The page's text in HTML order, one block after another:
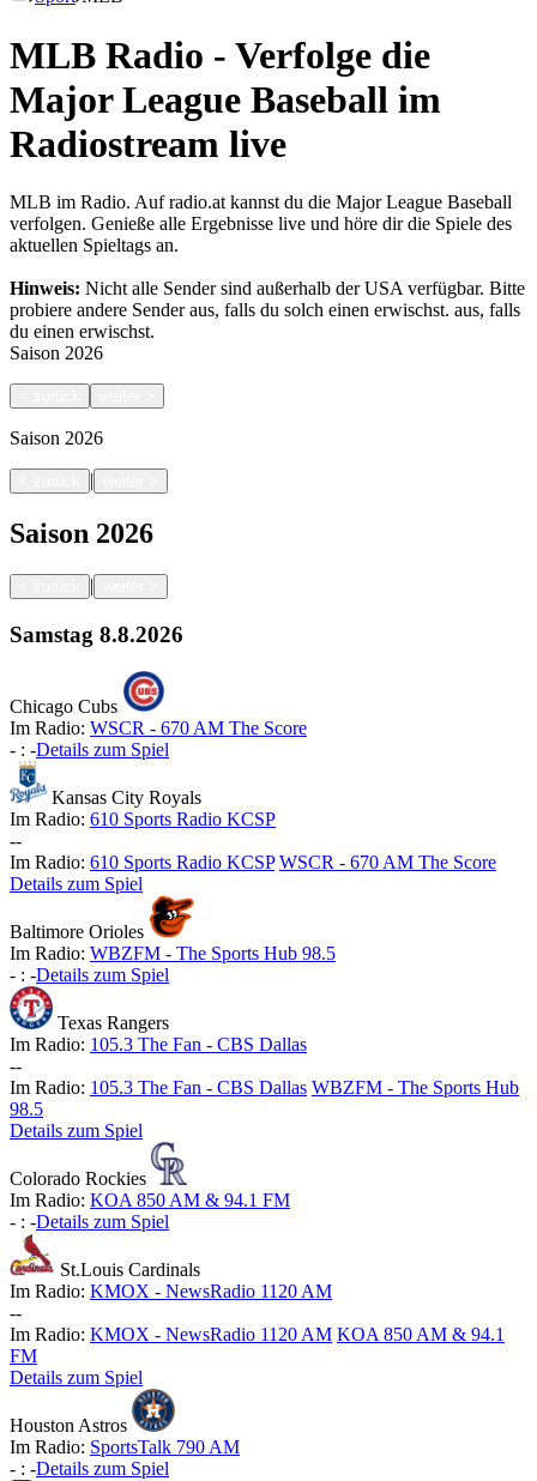
MLB Radio - Verfolge die
Major League Baseball im
Radiostream live
MLB im Radio. Auf radio.at kannst du die Major League Baseball
verfolgen. Genieße alle Ergebnisse live und höre dir die Spiele des
aktuellen Spieltags an.
Hinweis: Nicht alle Sender sind außerhalb der USA verfügbar. Bitte
probiere andere Sender aus, falls du solch einen erwischst. aus, falls
du einen erwischst.
Saison 2026
Saison 2026
|
Saison 2026
|
Samstag 8.8.2026
Chicago Cubs
Im Radio: WSCR - 670 AM The Score
- : -Details zum Spiel
Kansas City Royals
Im Radio: 610 Sports Radio KCSP
--
Im Radio: 610 Sports Radio KCSP WSCR - 670 AM The Score
Details zum Spiel
Baltimore Orioles
Im Radio: WBZFM - The Sports Hub 98.5
- : -Details zum Spiel
Texas Rangers
Im Radio: 105.3 The Fan - CBS Dallas
--
Im Radio: 105.3 The Fan - CBS Dallas WBZFM - The Sports Hub
98.5
Details zum Spiel
Colorado Rockies
Im Radio: KOA 850 AM & 94.1 FM
- : -Details zum Spiel
St.Louis Cardinals
Im Radio: KMOX - NewsRadio 1120 AM
--
Im Radio: KMOX - NewsRadio 1120 AM KOA 850 AM & 94.1
FM
Details zum Spiel
Houston Astros
Im Radio: SportsTalk 790 AM
- : -Details zum Spiel